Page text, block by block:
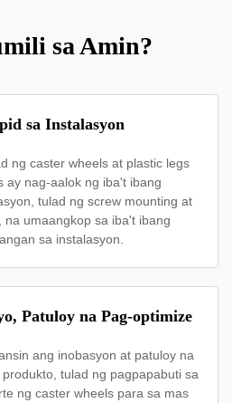
sa Amin?
sa Instalasyon
ng caster wheels at plastic legs
ay nag-aalok ng iba't ibang
tulad ng screw mounting at
na umaangkop sa iba't ibang
sa instalasyon.
Patuloy na Pag-optimize
ang inobasyon at patuloy na
tulad ng pagpapabuti sa
ng caster wheels para sa mas